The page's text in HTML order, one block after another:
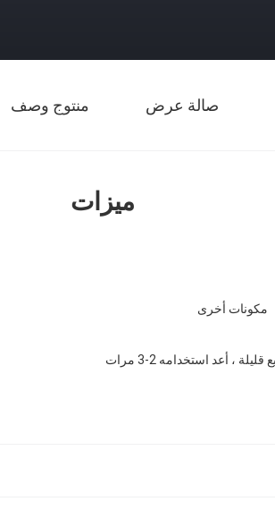
صالة عرض منتوج وصف
ميزات
، أعد استخدامه 2-3 مرات